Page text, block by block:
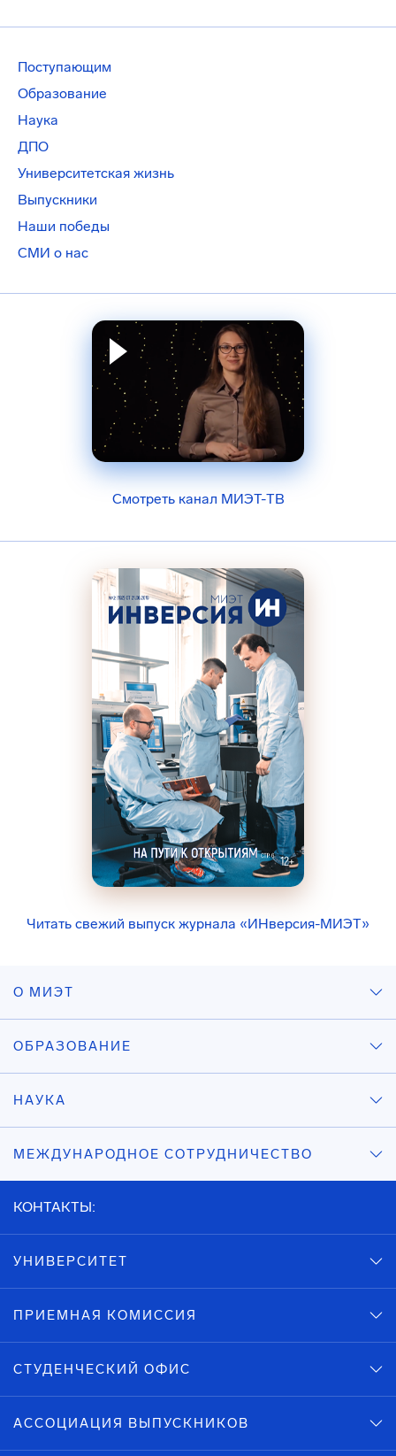
Поступающим
Образование
Наука
ДПО
Университетская жизнь
Выпускники
Наши победы
СМИ о нас
Смотреть канал МИЭТ-ТВ
Читать свежий выпуск журнала «ИНверсия-МИЭТ»
О МИЭТ
ОБРАЗОВАНИЕ
НАУКА
МЕЖДУНАРОДНОЕ СОТРУДНИЧЕСТВО
КОНТАКТЫ:
УНИВЕРСИТЕТ
ПРИЕМНАЯ КОМИССИЯ
СТУДЕНЧЕСКИЙ ОФИС
АССОЦИАЦИЯ ВЫПУСКНИКОВ